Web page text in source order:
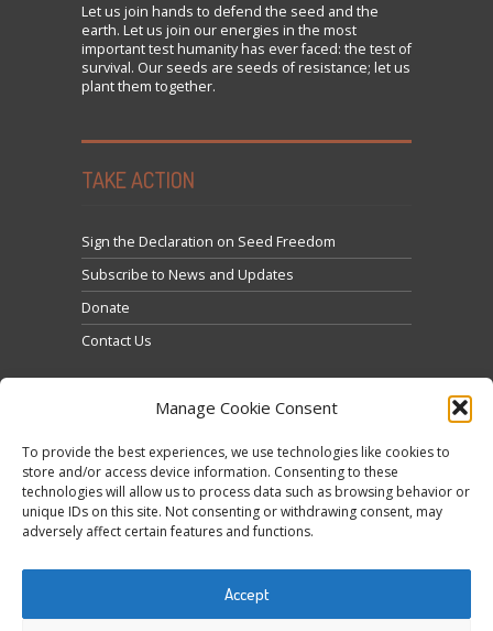
Manage Cookie Consent
To provide the best experiences, we use technologies like cookies to
store and/or access device information. Consenting to these
technologies will allow us to process data such as browsing behavior or
unique IDs on this site. Not consenting or withdrawing consent, may
adversely affect certain features and functions.
Accept
Let us join hands to defend the seed and the
earth. Let us join our energies in the most
important test humanity has ever faced: the test of
survival. Our seeds are seeds of resistance; let us
plant them together.
TAKE ACTION
Sign the Declaration on Seed Freedom
Subscribe to News and Updates
Donate
Contact Us
Tweets by @occupytheseed
Click to accept marketing cookies and enable this
content